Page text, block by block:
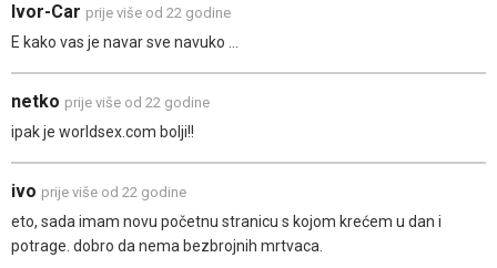
Ivor-Car prije više od 22 godine
E kako vas je navar sve navuko ...
netko prije više od 22 godine
ipak je worldsex.com bolji!!
ivo prije više od 22 godine
eto, sada imam novu početnu stranicu s kojom krećem u dan i
potrage. dobro da nema bezbrojnih mrtvaca.